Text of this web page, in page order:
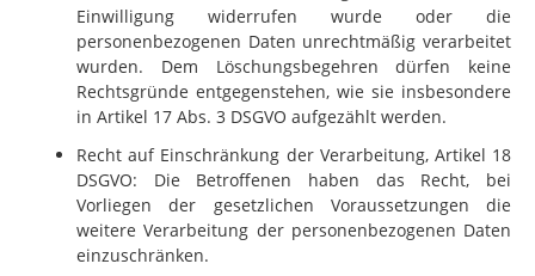
Einwilligung widerrufen wurde oder die
personenbezogenen Daten unrechtmäßig verarbeitet
wurden. Dem Löschungsbegehren dürfen keine
Rechtsgründe entgegenstehen, wie sie insbesondere
in Artikel 17 Abs. 3 DSGVO aufgezählt werden.
Recht auf Einschränkung der Verarbeitung, Artikel 18
DSGVO: Die Betroffenen haben das Recht, bei
Vorliegen der gesetzlichen Voraussetzungen die
weitere Verarbeitung der personenbezogenen Daten
einzuschränken.